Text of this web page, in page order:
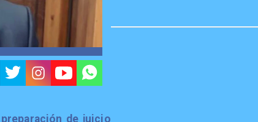
de juicio